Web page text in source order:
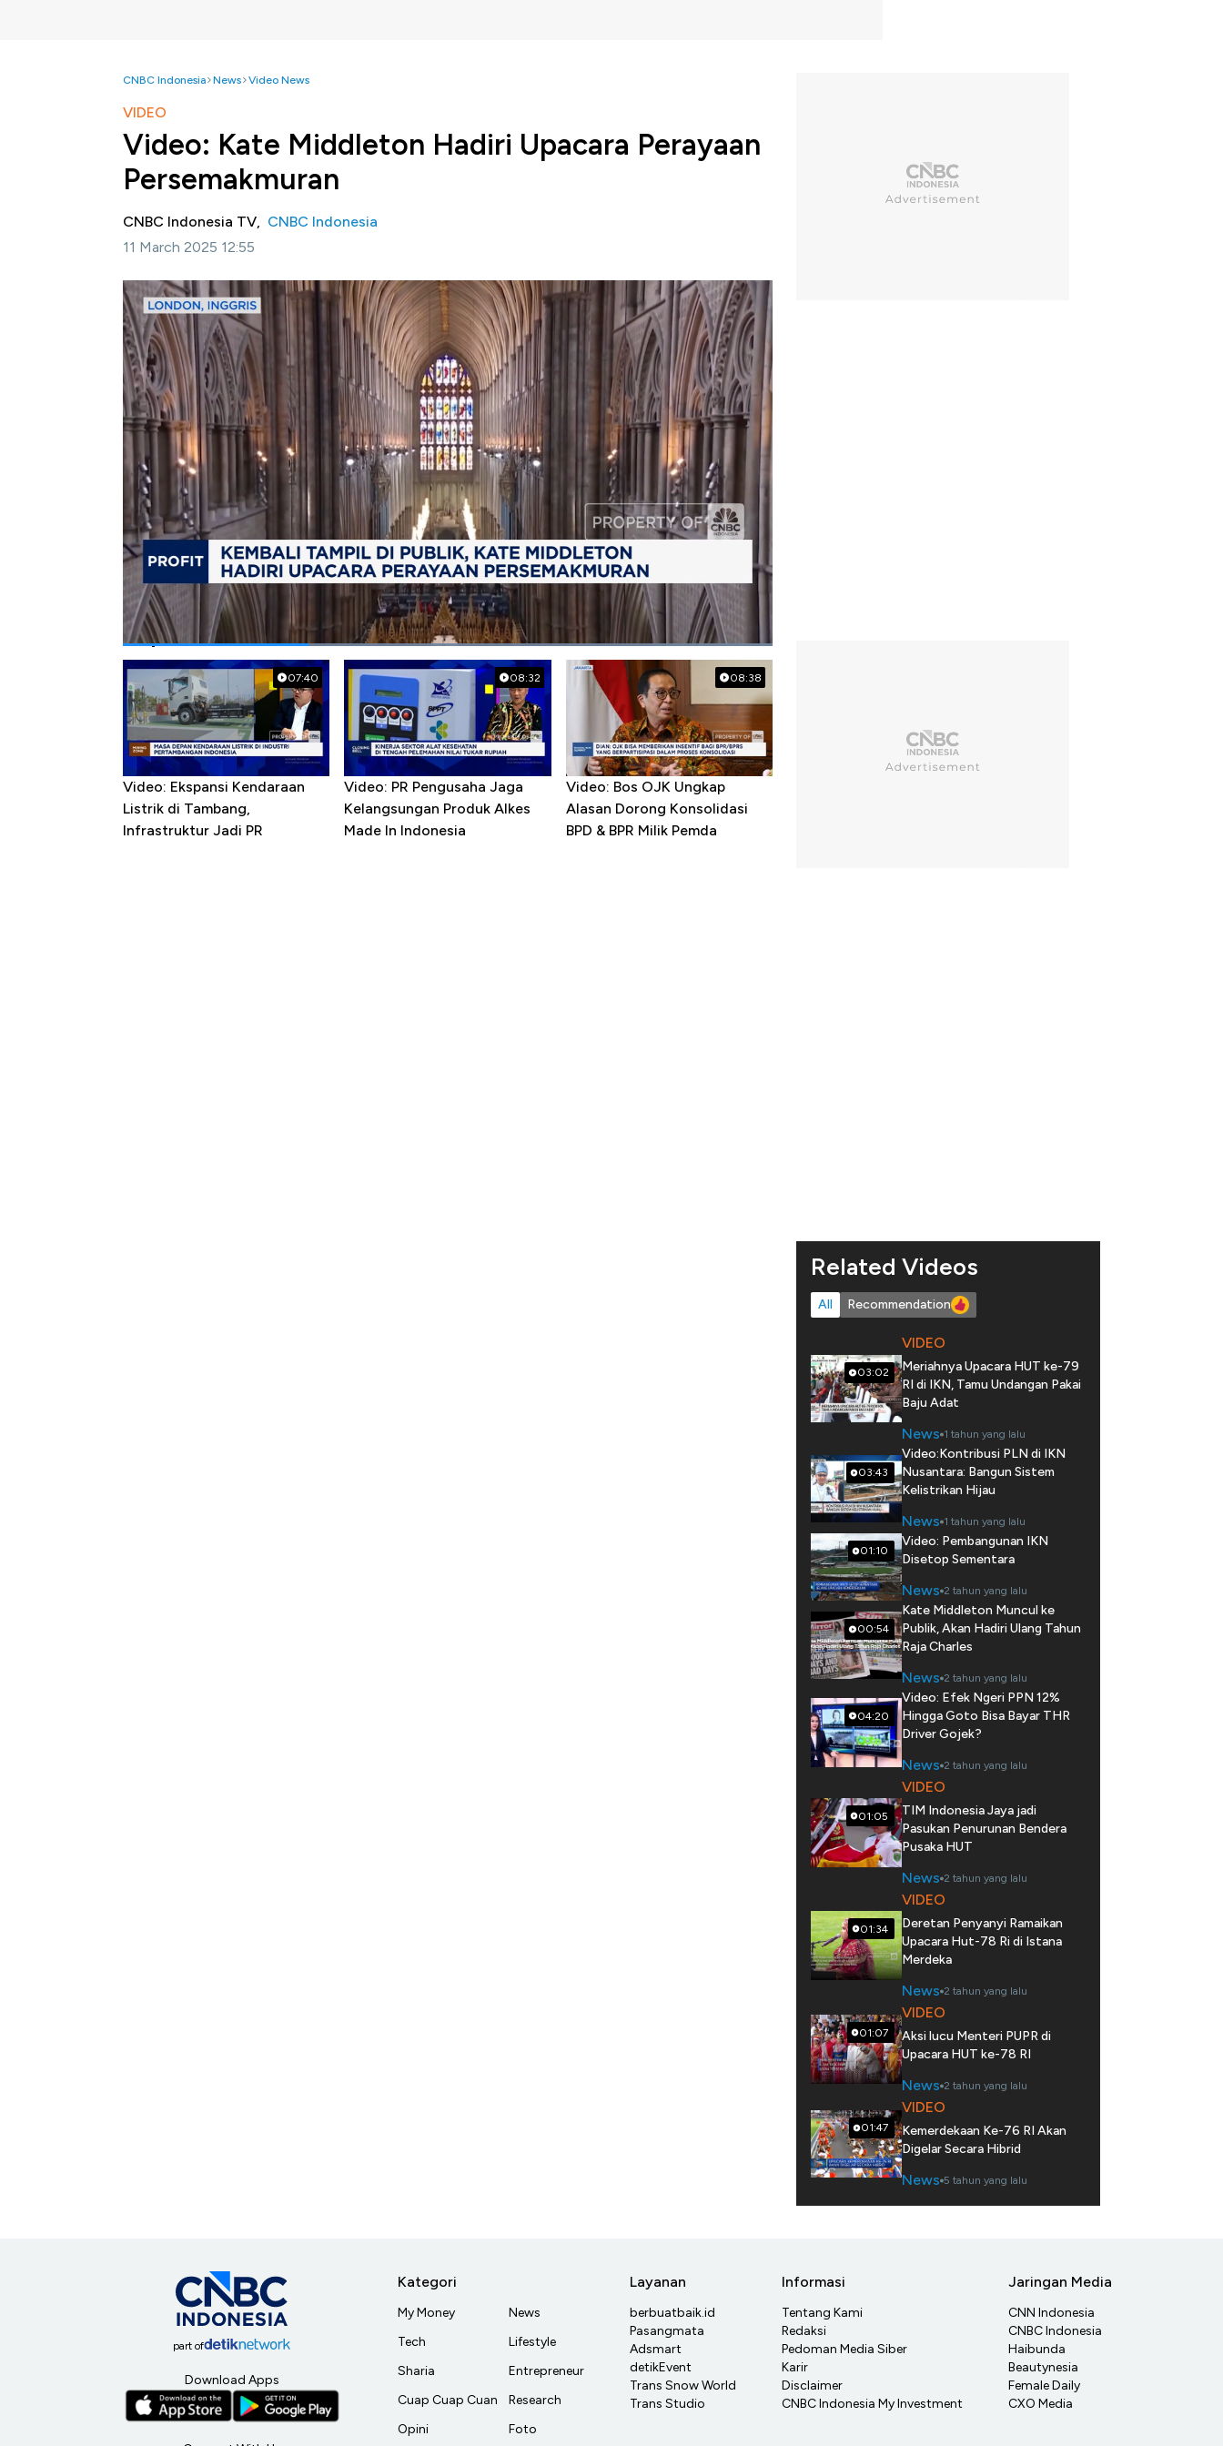
CNBC Indonesia News Video News
VIDEO
Video: Kate Middleton Hadiri Upacara Perayaan
Persemakmuran
CNBC Indonesia TV, CNBC Indonesia
11 March 2025 12:55
Jakarta, CNBC Indonesia -The Dutchess of Cambridge, Kate Middleton kembali muncul di publik
dan bergabung dengan keluarga kerajaan untuk merayakan hari persemakmuran pada Senin, 10 Maret
2025.
Simak informasi selengkapnya dalam program Profit CNBC Indonesia (Selasa, 11/03/2025) berikut ini.
Bagikan:
#kate middleton #upacara #perayaan persemakmuran
Popular Videos
07:40
Video: Ekspansi Kendaraan
Listrik di Tambang,
Infrastruktur Jadi PR
08:32
Video: PR Pengusaha Jaga
Kelangsungan Produk Alkes
Made In Indonesia
08:38
Video: Bos OJK Ungkap
Alasan Dorong Konsolidasi
BPD & BPR Milik Pemda
Related Videos
All Recommendation
03:02
VIDEO
Meriahnya Upacara HUT ke-79
RI di IKN, Tamu Undangan Pakai
Baju Adat
News 1 tahun yang lalu
03:43
Video:Kontribusi PLN di IKN
Nusantara: Bangun Sistem
Kelistrikan Hijau
News 1 tahun yang lalu
01:10
Video: Pembangunan IKN
Disetop Sementara
News 2 tahun yang lalu
00:54
Kate Middleton Muncul ke
Publik, Akan Hadiri Ulang Tahun
Raja Charles
News 2 tahun yang lalu
04:20
Video: Efek Ngeri PPN 12%
Hingga Goto Bisa Bayar THR
Driver Gojek?
News 2 tahun yang lalu
01:05
VIDEO
TIM Indonesia Jaya jadi
Pasukan Penurunan Bendera
Pusaka HUT
News 2 tahun yang lalu
01:34
VIDEO
Deretan Penyanyi Ramaikan
Upacara Hut-78 Ri di Istana
Merdeka
News 2 tahun yang lalu
01:07
VIDEO
Aksi lucu Menteri PUPR di
Upacara HUT ke-78 RI
News 2 tahun yang lalu
01:47
VIDEO
Kemerdekaan Ke-76 RI Akan
Digelar Secara Hibrid
News 5 tahun yang lalu
part of
Download Apps
Kategori
My Money
Tech
Sharia
Cuap Cuap Cuan
Opini
News
Lifestyle
Entrepreneur
Research
Foto
Layanan
berbuatbaik.id
Pasangmata
Adsmart
detikEvent
Trans Snow World
Trans Studio
Informasi
Tentang Kami
Redaksi
Pedoman Media Siber
Karir
Disclaimer
CNBC Indonesia My Investment
Jaringan Media
CNN Indonesia
CNBC Indonesia
Haibunda
Beautynesia
Female Daily
CXO Media